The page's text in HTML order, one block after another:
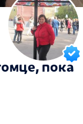
пока